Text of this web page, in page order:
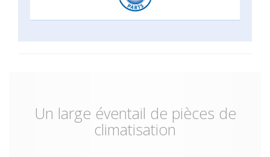
Un large éventail de pièces de
climatisation